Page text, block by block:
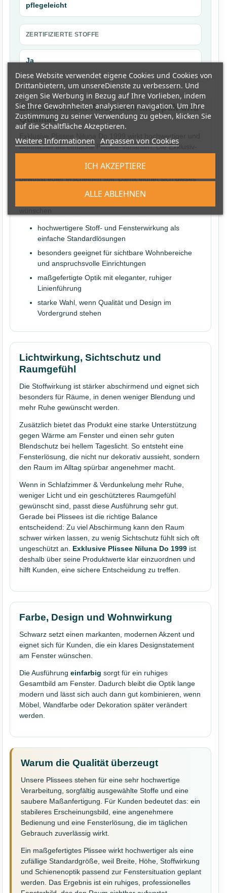
pflegeleicht
ZERTIFIZIERTE STOFFE
Ja
Exklusiv: mehr Anspruch an Optik und
Qualität
wohnlicher als einfache Plissee-Varianten. Die Exklusiv-
sichtbarer Teil der Einrichtung ist und die Stoffwirkung
bewusst edler erscheinen soll. Damit eignet sich dieses
Produkt für Kunden, die nicht nur Sichtschutz kaufen,
hochwertigere Stoff- und Fensterwirkung als
einfache Standardlösungen
besonders geeignet für sichtbare Wohnbereiche
und anspruchsvolle Einrichtungen
maßgefertigte Optik mit eleganter, ruhiger
Linienführung
starke Wahl, wenn Qualität und Design im
Vordergrund stehen
Lichtwirkung, Sichtschutz und
Raumgefühl
Die Stoffwirkung ist stärker abschirmend und eignet sich
besonders für Räume, in denen weniger Blendung und
mehr Ruhe gewünscht werden.
Zusätzlich bietet das Produkt eine starke Unterstützung
gegen Wärme am Fenster und einen sehr guten
Blendschutz bei hellem Tageslicht. So entsteht eine
Fensterlösung, die nicht nur dekorativ aussieht, sondern
den Raum im Alltag spürbar angenehmer macht.
Wenn in Schlafzimmer & Verdunkelung mehr Ruhe,
weniger Licht und ein geschützteres Raumgefühl
gewünscht sind, passt diese Ausführung sehr gut.
Gerade bei Plissees ist die richtige Balance
entscheidend: Zu viel Abschirmung kann den Raum
schwer wirken lassen, zu wenig Sichtschutz fühlt sich oft
ungeschützt an. Exklusive Plissee Niluna Do 1999 ist
deshalb über seine Produktwerte klar einzuordnen und
hilft Kunden, eine sichere Entscheidung zu treffen.
Farbe, Design und Wohnwirkung
Schwarz setzt einen markanten, modernen Akzent und
eignet sich für Kunden, die ein klares Designstatement
am Fenster wünschen.
Die Ausführung einfarbig sorgt für ein ruhiges
Gesamtbild am Fenster. Dadurch bleibt die Optik lange
modern und lässt sich auch dann gut kombinieren, wenn
Möbel, Wandfarbe oder Dekoration später verändert
werden.
Warum die Qualität überzeugt
Unsere Plissees stehen für eine sehr hochwertige
Verarbeitung, sorgfältig ausgewählte Stoffe und eine
saubere Maßanfertigung. Für Kunden bedeutet das: ein
stabileres Erscheinungsbild, eine angenehmere
Bedienung und eine Fensterlösung, die im täglichen
Gebrauch zuverlässig wirkt.
Ein maßgefertigtes Plissee wirkt hochwertiger als eine
zufällige Standardgröße, weil Breite, Höhe, Stoffwirkung
und Schienenoptik passend zur Fenstersituation geplant
werden. Das Ergebnis ist ein ruhiges, professionelles
Diese Website verwendet eigene Cookies und Cookies von
Drittanbietern, um unsereDienste zu verbessern. Und
zeigen Sie Werbung in Bezug auf Ihre Vorlieben, indem
Sie Ihre Gewohnheiten analysieren navigation. Um Ihre
Zustimmung zu seiner Verwendung zu geben, klicken Sie
auf die Schaltfläche Akzeptieren.
Weitere Informationen Anpassen von Cookies
ALLE ABLEHNEN
ICH AKZEPTIERE